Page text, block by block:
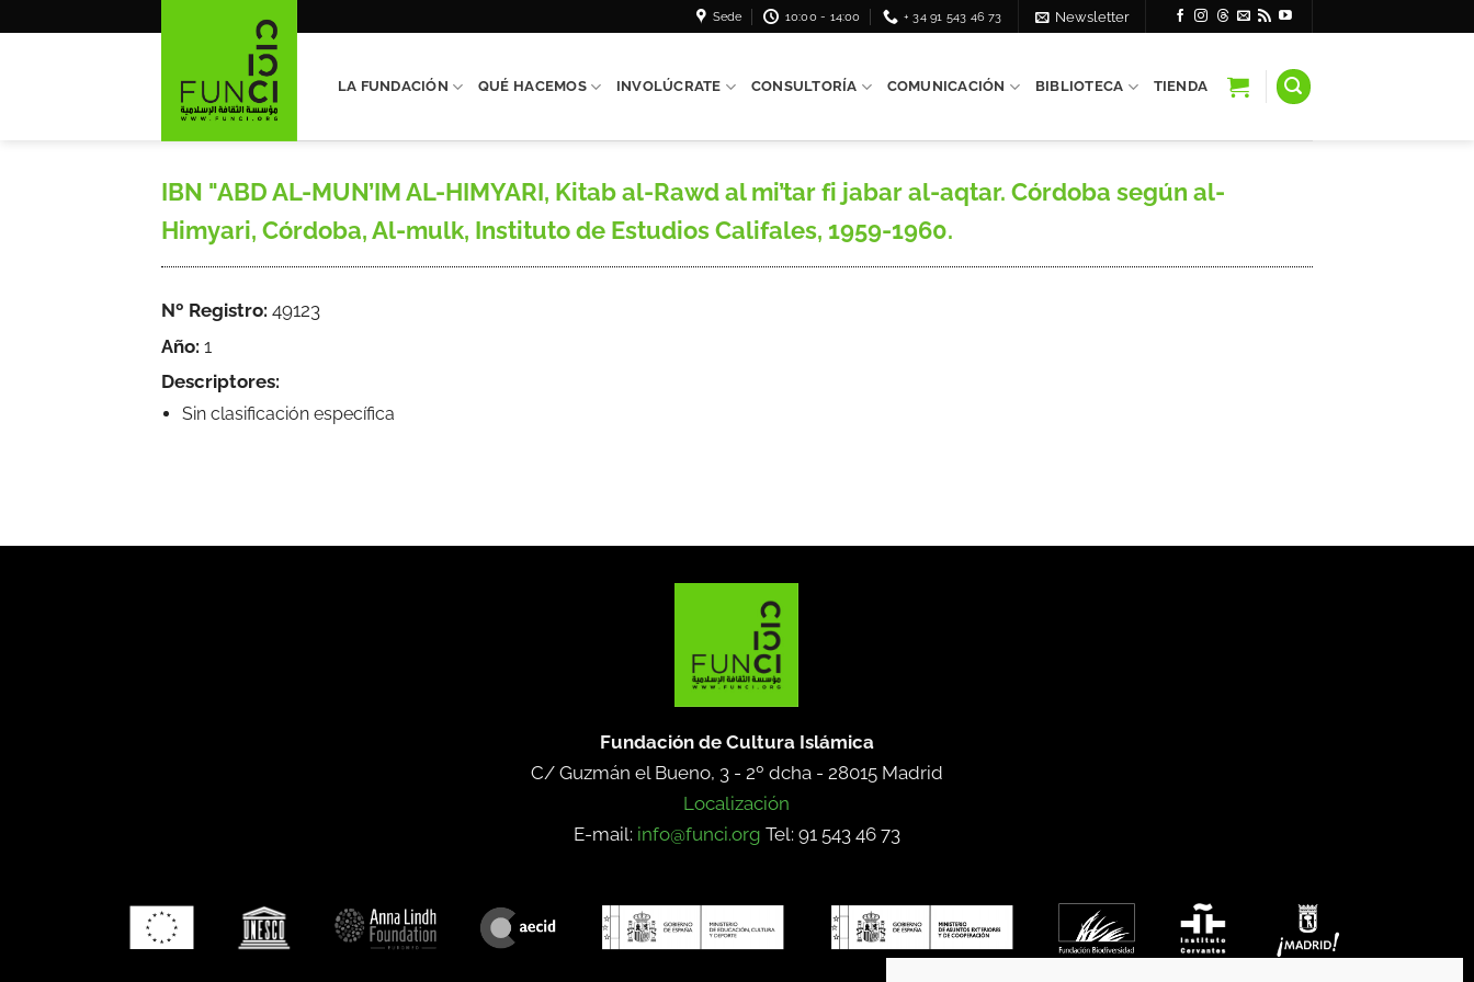
Sede 10:00 - 14:00 + 34 91 543 46 73 Newsletter
LA FUNDACIÓN QUÉ HACEMOS INVOLÚCRATE CONSULTORÍA COMUNICACIÓN BIBLIOTECA TIENDA
IBN "ABD AL-MUN’IM AL-HIMYARI, Kitab al-Rawd al mi’tar fi jabar al-aqtar. Córdoba según al-
Himyari, Córdoba, Al-mulk, Instituto de Estudios Califales, 1959-1960.
Nº Registro: 49123
Año: 1
Descriptores:
Sin clasificación específica
Fundación de Cultura Islámica
C/ Guzmán el Bueno, 3 - 2º dcha - 28015 Madrid
Localización
E-mail: info@funci.org Tel: 91 543 46 73